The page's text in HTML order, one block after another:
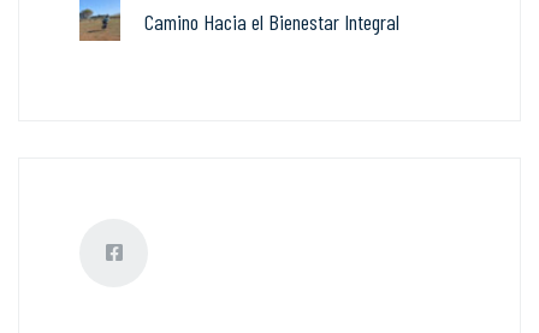
Camino Hacia el Bienestar Integral